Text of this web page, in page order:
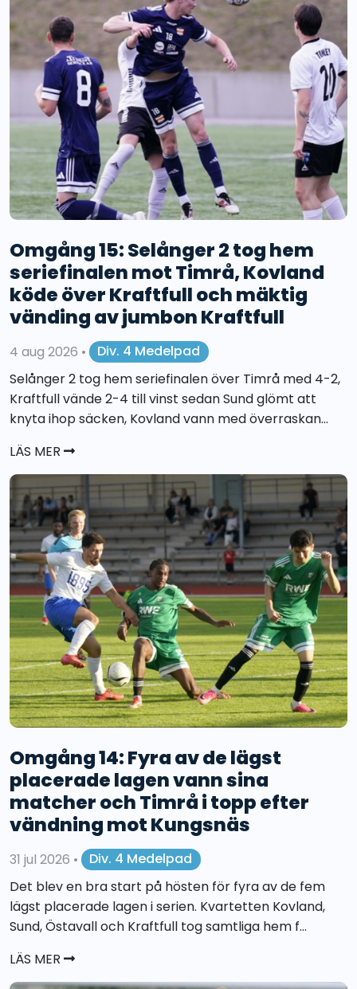
Omgång 15: Selånger 2 tog hem
seriefinalen mot Timrå, Kovland
köde över Kraftfull och mäktig
vänding av jumbon Kraftfull
4 aug 2026 •
Div. 4 Medelpad
Selånger 2 tog hem seriefinalen över Timrå med 4-2,
Kraftfull vände 2-4 till vinst sedan Sund glömt att
knyta ihop säcken, Kovland vann med överraskan...
LÄS MER
Omgång 14: Fyra av de lägst
placerade lagen vann sina
matcher och Timrå i topp efter
vändning mot Kungsnäs
31 jul 2026 •
Div. 4 Medelpad
Det blev en bra start på hösten för fyra av de fem
lägst placerade lagen i serien. Kvartetten Kovland,
Sund, Östavall och Kraftfull tog samtliga hem f...
LÄS MER